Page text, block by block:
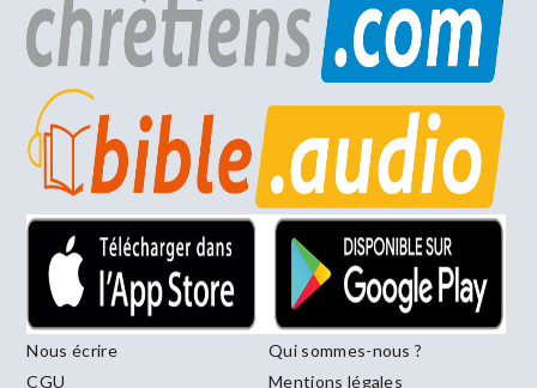
Nous écrire
Qui sommes-nous ?
CGU
Mentions légales